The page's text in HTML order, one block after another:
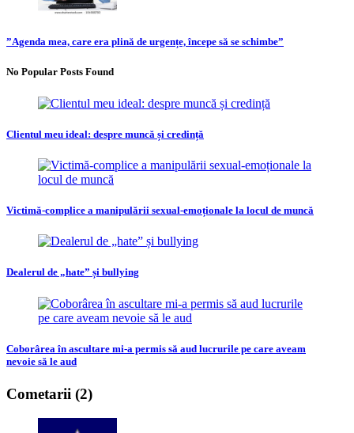
”Agenda mea, care era plină de urgențe, începe să se schimbe”
No Popular Posts Found
Clientul meu ideal: despre muncă și credință
Victimă-complice a manipulării sexual-emoționale la locul de muncă
Dealerul de „hate” și bullying
Coborârea în ascultare mi-a permis să aud lucrurile pe care aveam
nevoie să le aud
Cometarii (2)